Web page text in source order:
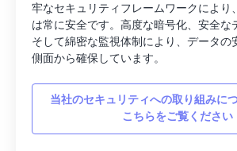
牢なセキュリティフレームワークにより
は常に安全です。高度な暗号化、安全な
そして綿密な監視体制により、データの
側面から確保しています。
当社のセキュリティへの取り組みに
こちらをご覧ください